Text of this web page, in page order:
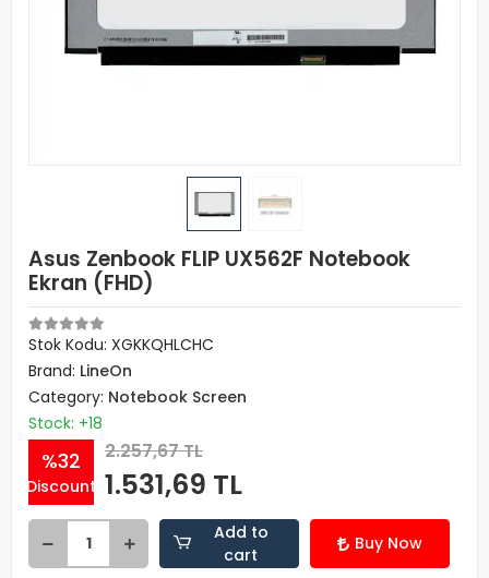
Asus Zenbook FLIP UX562F Notebook
Ekran (FHD)
Stok Kodu: XGKKQHLCHC
Brand: LineOn
Category: Notebook Screen
Stock: +18
%32
Discount
2.257,67 TL
1.531,69 TL
Add to
cart
Buy Now